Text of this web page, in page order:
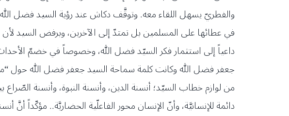
والفطريّ يسهل اللقاء معه. وتوقَّف دكاش عند رؤية السيد فضل الله
في عطائها على المسلمين بل تمتدّ إلى الآخرين، وبرفض
داعياً إلى استثمار فكر السيّد فضل الله، وخصوصاً في خضمّ
جعفر فضل الله وكانت كلمة سماحة السيد جعفر فضل الله حول
من لوازم خطاب السيّد؛ أنسنة الدين، وأنسنة النبوة، وأنسنة
دائمة للإنسانيَّة، وأنّ الإنسان محور الفاعلّية الحضاريَّة.. مؤكّداً